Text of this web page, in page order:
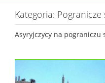
Kategoria:
Asyryjczycy na pograniczu